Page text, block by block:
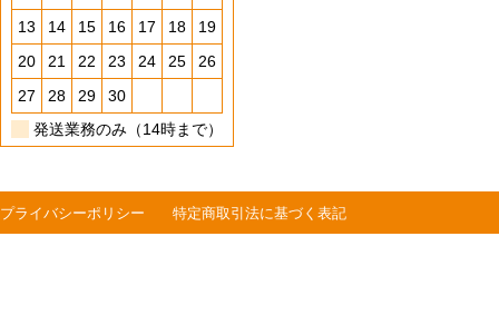
13
14 15 16 17 18
19
20
21 22 23 24 25
26
27
28 29
30
発送業務のみ（14時まで）
プライバシーポリシー 特定商取引法に基づく表記